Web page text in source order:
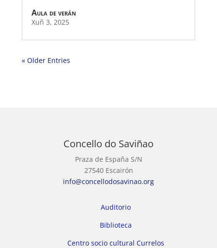
Aula de verán
Xuñ 3, 2025
« Older Entries
Concello do Saviñao
Praza de España S/N
27540 Escairón
info@concellodosavinao.org
Auditorio
Biblioteca
Centro socio cultural Currelos